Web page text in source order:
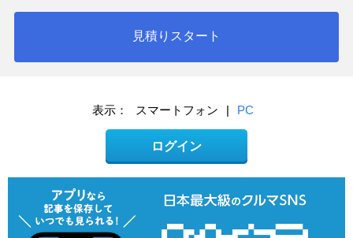
見積りスタート
表示： スマートフォン | PC
ログイン